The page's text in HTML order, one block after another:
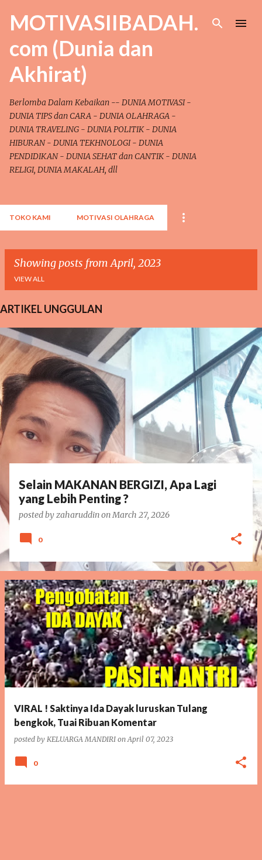
Skip to main content
MOTIVASIIBADAH.
com (Dunia dan
Akhirat)
Berlomba Dalam Kebaikan -- DUNIA MOTIVASI -
DUNIA TIPS dan CARA - DUNIA OLAHRAGA -
DUNIA TRAVELING - DUNIA POLITIK - DUNIA
HIBURAN - DUNIA TEKHNOLOGI - DUNIA
PENDIDIKAN - DUNIA SEHAT dan CANTIK - DUNIA
RELIGI, DUNIA MAKALAH, dll
TOKO KAMI MOTIVASI OLAHRAGA
Showing posts from April, 2023
VIEW ALL
o
s
t
s
ARTIKEL UNGGULAN
Selain MAKANAN BERGIZI, Apa Lagi
yang Lebih Penting ?
posted byzaharuddinonMarch 27, 2026
0
VIRAL ! Saktinya Ida Dayak luruskan Tulang
bengkok, Tuai Ribuan Komentar
posted by KELUARGA MANDIRI onApril 07, 2023
0